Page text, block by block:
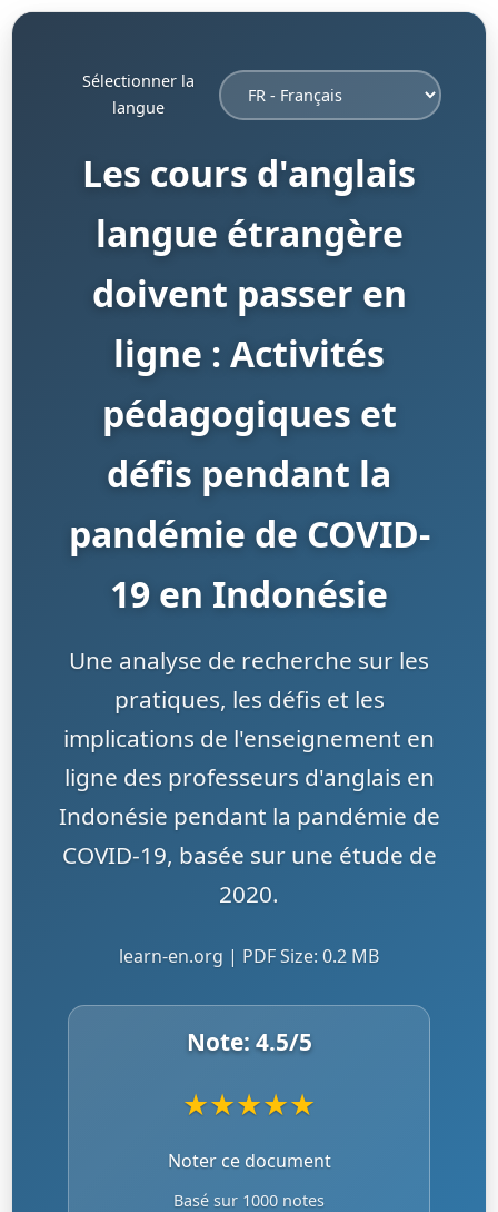
Sélectionner la
langue
Les cours d'anglais
langue étrangère
doivent passer en
ligne : Activités
pédagogiques et
défis pendant la
pandémie de COVID-
19 en Indonésie
Une analyse de recherche sur les
pratiques, les défis et les
implications de l'enseignement en
ligne des professeurs d'anglais en
Indonésie pendant la pandémie de
COVID-19, basée sur une étude de
2020.
learn-en.org | PDF Size: 0.2 MB
Note: 4.5/5
★★★★★
Noter ce document
Basé sur 1000 notes